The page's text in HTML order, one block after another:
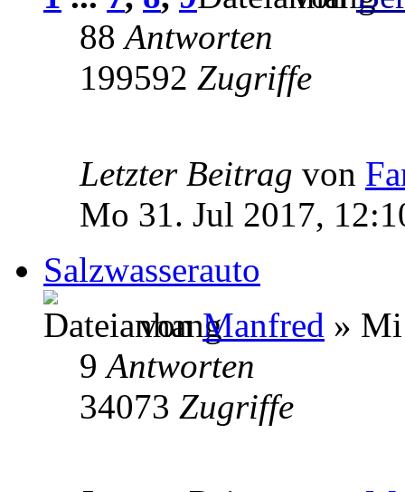
88Antworten
199592 Zugriffe
Letzter Beitrag von
Mo 31. Jul 2017,
Salzwasserauto
vonManfred »
9Antworten
34073 Zugriffe